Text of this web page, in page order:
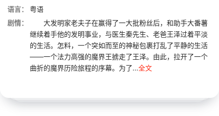
语言：
粤语
剧情：
大发明家老夫子在赢得了一大批粉丝后，和助手大番薯
继续着手他的发明事业，与医生秦先生、老爸王泽过着平淡
的生活。怎料，一个突如而至的神秘包裹打乱了平静的生活
——一个法力高强的魔界王掳走了王泽。由此，拉开了一个
曲折的魔界历险旅程的序幕。为了...全文